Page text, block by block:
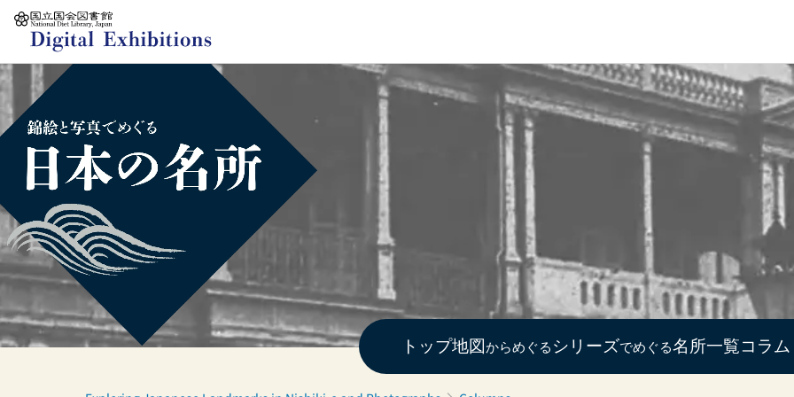
Jump to main content
トップ地図からめぐる シリーズでめぐる名所一覧コラム